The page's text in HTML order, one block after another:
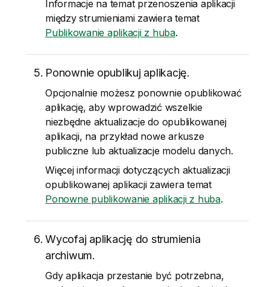
Informacje na temat przenoszenia aplikacji
między strumieniami zawiera temat
Publikowanie aplikacji z huba.
Ponownie opublikuj aplikację.
Opcjonalnie możesz ponownie opublikować
aplikację, aby wprowadzić wszelkie
niezbędne aktualizacje do opublikowanej
aplikacji, na przykład nowe arkusze
publiczne lub aktualizacje modelu danych.
Więcej informacji dotyczących aktualizacji
opublikowanej aplikacji zawiera temat
Ponowne publikowanie aplikacji z huba.
Wycofaj aplikację do strumienia
archiwum.
Gdy aplikacja przestanie być potrzebna,